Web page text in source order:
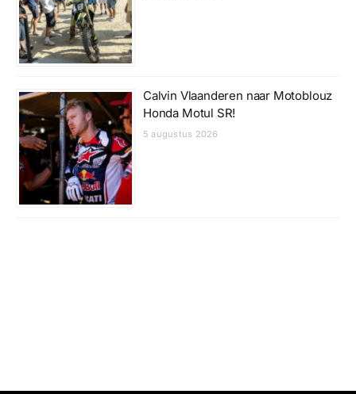
Calvin Vlaanderen naar Motoblouz
Honda Motul SR!
5 augustus 2026